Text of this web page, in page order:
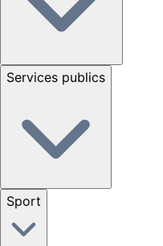
Services publics
Sport